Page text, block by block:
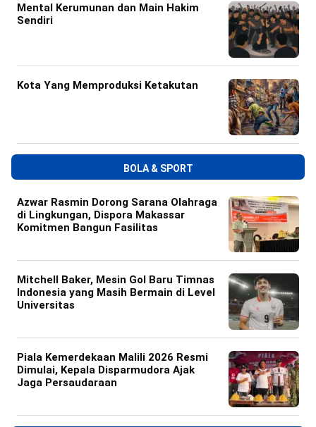
Mental Kerumunan dan Main Hakim
Sendiri
Kota Yang Memproduksi Ketakutan
BOLA & SPORT
Azwar Rasmin Dorong Sarana Olahraga
di Lingkungan, Dispora Makassar
Komitmen Bangun Fasilitas
Mitchell Baker, Mesin Gol Baru Timnas
Indonesia yang Masih Bermain di Level
Universitas
Piala Kemerdekaan Malili 2026 Resmi
Dimulai, Kepala Disparmudora Ajak
Jaga Persaudaraan